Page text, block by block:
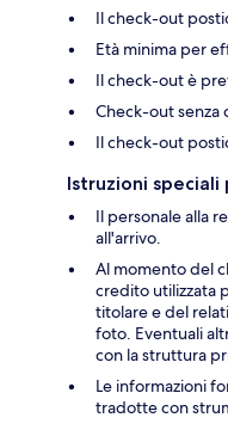
Il check-out
Età minima per
Il check-out è
Check-out
Il check-out
Istruzioni speciali
Il personale alla
all'arrivo.
Al momento del
credito utilizzata
titolare e del
foto. Eventuali
con la struttura
Le informazioni
tradotte con